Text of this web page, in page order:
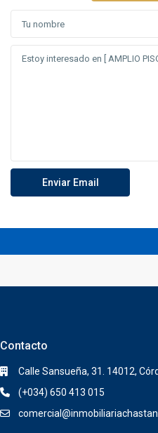
Contacto
Calle Sansueña, 31. 14012,
(+034) 650 413 015